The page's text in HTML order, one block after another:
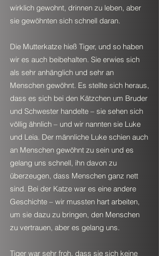
wirklich gewohnt, drinnen zu leben, aber
sie gewöhnten sich schnell daran.
Die Mutterkatze hieß Tiger, und so haben
wir es auch beibehalten. Sie erwies sich
als sehr anhänglich und sehr an
Menschen gewöhnt. Es stellte sich heraus,
dass es sich bei den Kätzchen um Bruder
und Schwester handelte – sie sehen sich
völlig ähnlich – und wir nannten sie Luke
und Leia. Der männliche Luke schien auch
an Menschen gewöhnt zu sein und es
gelang uns schnell, ihn davon zu
überzeugen, dass Menschen ganz nett
sind. Bei der Katze war es eine andere
Geschichte – wir mussten hart arbeiten,
um sie dazu zu bringen, den Menschen
zu vertrauen, aber es gelang uns.
Tiger war sehr froh, dass sie sich keine